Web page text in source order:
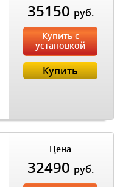
35150 руб.
Купить с
установкой
Купить
Цена
32490 руб.